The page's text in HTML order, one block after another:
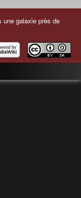
une galaxie près de